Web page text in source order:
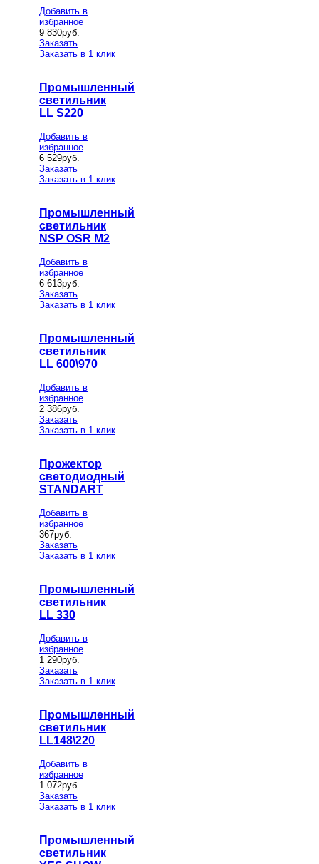
Добавить в
избранное
9 830руб.
Заказать
Заказать в 1 клик
Промышленный
светильник
LL S220
Добавить в
избранное
6 529руб.
Заказать
Заказать в 1 клик
Промышленный
светильник
NSP OSR M2
Добавить в
избранное
6 613руб.
Заказать
Заказать в 1 клик
Промышленный
светильник
LL 600\970
Добавить в
избранное
2 386руб.
Заказать
Заказать в 1 клик
Прожектор
светодиодный
STANDART
Добавить в
избранное
367руб.
Заказать
Заказать в 1 клик
Промышленный
светильник
LL 330
Добавить в
избранное
1 290руб.
Заказать
Заказать в 1 клик
Промышленный
светильник
LL148\220
Добавить в
избранное
1 072руб.
Заказать
Заказать в 1 клик
Промышленный
светильник